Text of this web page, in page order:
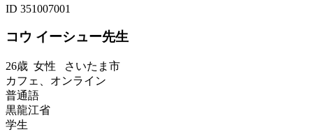
ID 351007001
コウ イーシュー先生
26歳 女性 さいたま市
カフェ、オンライン
普通語
黒龍江省
学生